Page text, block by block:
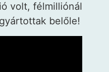
volt, félmilliónál
belőle!